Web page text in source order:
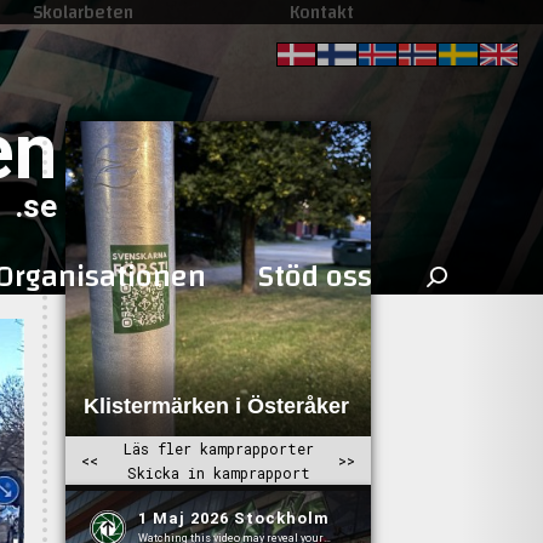
Skolarbeten Kontakt
.se
Stöd oss Sök
efter: